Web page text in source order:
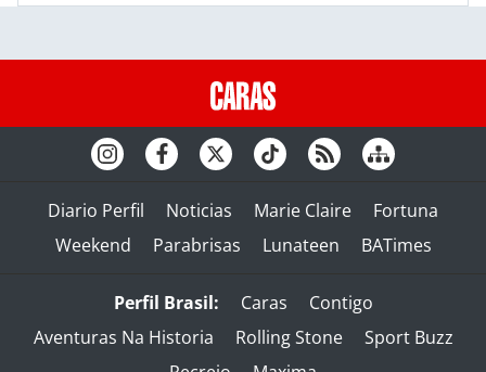
Diario Perfil Noticias Marie Claire
Fortuna
Weekend
Parabrisas Lunateen BATimes
Perfil Brasil: Caras
Contigo
Aventuras Na Historia
Rolling Stone
Sport Buzz